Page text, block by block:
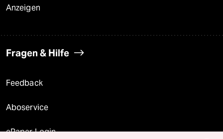
Anzeigen
Fragen & Hilfe
Feedback
Aboservice
ePaper Login